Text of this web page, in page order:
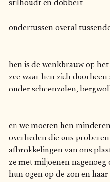
stilhoudt en dobbert
ondertussen overal
hen is de wenkbrauw op
zee waar hen zich
onder schoenzolen,
en we moeten hen
overheden die ons
afbrokkelingen van ons
ze met miljoenen
hun ogen op de zon en